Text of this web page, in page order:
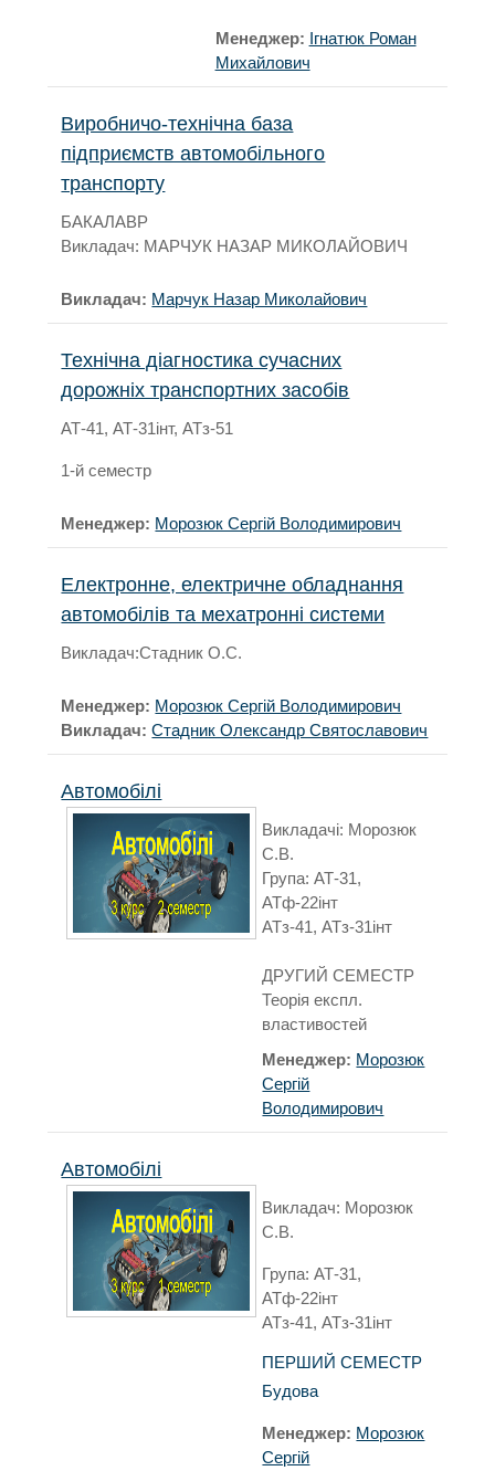
Менеджер: Ігнатюк Роман
Михайлович
Виробничо-технічна база
підприємств автомобільного
транспорту
БАКАЛАВР
Викладач: МАРЧУК НАЗАР МИКОЛАЙОВИЧ
Викладач: Марчук Назар Миколайович
Технічна діагностика сучасних
дорожніх транспортних засобів
АТ-41, АТ-31інт, АТз-51
1-й семестр
Менеджер: Морозюк Сергій Володимирович
Електронне, електричне обладнання
автомобілів та мехатронні системи
Викладач:Стадник О.С.
Менеджер: Морозюк Сергій Володимирович
Викладач:Стадник Олександр Святославович
Автомобілі
Викладачі: Морозюк
С.В.
Група: АТ-31,
АТф-22інт
АТз-41, АТз-31інт
ДРУГИЙ СЕМЕСТР
Теорія експл.
властивостей
Менеджер: Морозюк
Сергій
Володимирович
Автомобілі
Викладач: Морозюк
С.В.
Група: АТ-31,
АТф-22інт
АТз-41, АТз-31інт
ПЕРШИЙ СЕМЕСТР
Будова
Менеджер: Морозюк
Сергій